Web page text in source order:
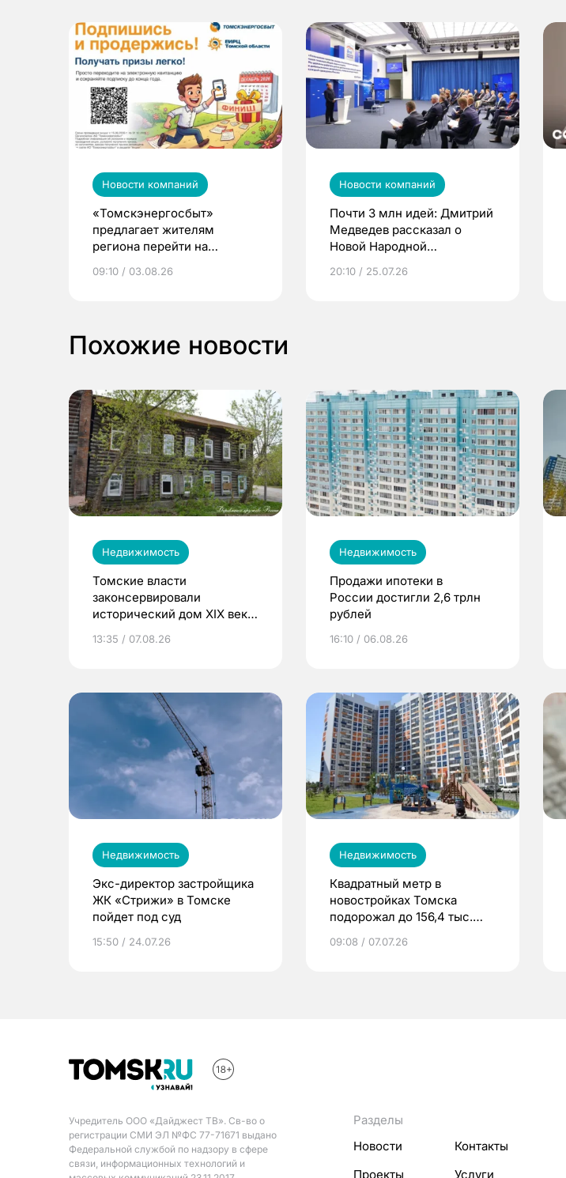
Новости компаний
«Томскэнергосбыт»
предлагает жителям
региона перейти на
выиграть призы
09:10 / 03.08.26
Новости компаний
Почти 3 млн идей: Дмитрий
Медведев рассказал о
Новой Народной
20:10 / 25.07.26
Похожие новости
Недвижимость
Томские власти
законсервировали
исторический дом XIX века
13:35 / 07.08.26
Недвижимость
Продажи ипотеки в
России достигли 2,6 трлн
рублей
16:10 / 06.08.26
Недвижимость
Экс-директор застройщика
ЖК «Стрижи» в Томске
пойдет под суд
15:50 / 24.07.26
Недвижимость
Квадратный метр в
новостройках Томска
подорожал до 156,4 тыс.
09:08 / 07.07.26
Учредитель ООО «Дайджест ТВ». Св-во о
регистрации СМИ ЭЛ №ФС 77-71671 выдано
Федеральной службой по надзору в сфере
связи, информационных технологий и
Разделы
Новости
Контакты
Проекты
Услуги